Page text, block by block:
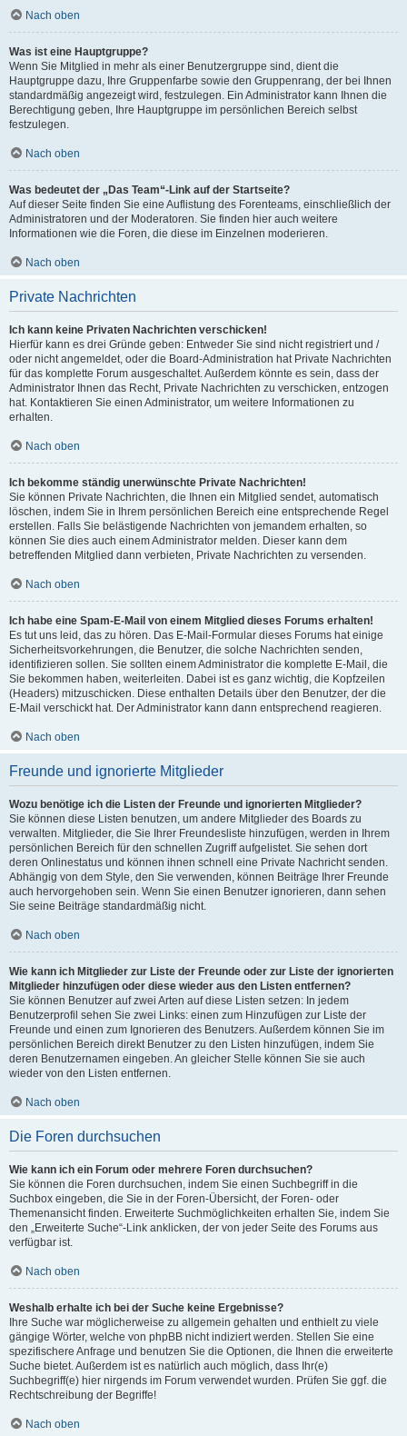
Nach oben
Was ist eine Hauptgruppe?
Wenn Sie Mitglied in mehr als einer Benutzergruppe sind, dient die
Hauptgruppe dazu, Ihre Gruppenfarbe sowie den Gruppenrang, der bei Ihnen
standardmäßig angezeigt wird, festzulegen. Ein Administrator kann Ihnen die
Berechtigung geben, Ihre Hauptgruppe im persönlichen Bereich selbst
festzulegen.
Nach oben
Was bedeutet der „Das Team“-Link auf der Startseite?
Auf dieser Seite finden Sie eine Auflistung des Forenteams, einschließlich der
Administratoren und der Moderatoren. Sie finden hier auch weitere
Informationen wie die Foren, die diese im Einzelnen moderieren.
Nach oben
Private Nachrichten
Ich kann keine Privaten Nachrichten verschicken!
Hierfür kann es drei Gründe geben: Entweder Sie sind nicht registriert und /
oder nicht angemeldet, oder die Board-Administration hat Private Nachrichten
für das komplette Forum ausgeschaltet. Außerdem könnte es sein, dass der
Administrator Ihnen das Recht, Private Nachrichten zu verschicken, entzogen
hat. Kontaktieren Sie einen Administrator, um weitere Informationen zu
erhalten.
Nach oben
Ich bekomme ständig unerwünschte Private Nachrichten!
Sie können Private Nachrichten, die Ihnen ein Mitglied sendet, automatisch
löschen, indem Sie in Ihrem persönlichen Bereich eine entsprechende Regel
erstellen. Falls Sie belästigende Nachrichten von jemandem erhalten, so
können Sie dies auch einem Administrator melden. Dieser kann dem
betreffenden Mitglied dann verbieten, Private Nachrichten zu versenden.
Nach oben
Ich habe eine Spam-E-Mail von einem Mitglied dieses Forums erhalten!
Es tut uns leid, das zu hören. Das E-Mail-Formular dieses Forums hat einige
Sicherheitsvorkehrungen, die Benutzer, die solche Nachrichten senden,
identifizieren sollen. Sie sollten einem Administrator die komplette E-Mail, die
Sie bekommen haben, weiterleiten. Dabei ist es ganz wichtig, die Kopfzeilen
(Headers) mitzuschicken. Diese enthalten Details über den Benutzer, der die
E-Mail verschickt hat. Der Administrator kann dann entsprechend reagieren.
Nach oben
Freunde und ignorierte Mitglieder
Wozu benötige ich die Listen der Freunde und ignorierten Mitglieder?
Sie können diese Listen benutzen, um andere Mitglieder des Boards zu
verwalten. Mitglieder, die Sie Ihrer Freundesliste hinzufügen, werden in Ihrem
persönlichen Bereich für den schnellen Zugriff aufgelistet. Sie sehen dort
deren Onlinestatus und können ihnen schnell eine Private Nachricht senden.
Abhängig von dem Style, den Sie verwenden, können Beiträge Ihrer Freunde
auch hervorgehoben sein. Wenn Sie einen Benutzer ignorieren, dann sehen
Sie seine Beiträge standardmäßig nicht.
Nach oben
Wie kann ich Mitglieder zur Liste der Freunde oder zur Liste der ignorierten
Mitglieder hinzufügen oder diese wieder aus den Listen entfernen?
Sie können Benutzer auf zwei Arten auf diese Listen setzen: In jedem
Benutzerprofil sehen Sie zwei Links: einen zum Hinzufügen zur Liste der
Freunde und einen zum Ignorieren des Benutzers. Außerdem können Sie im
persönlichen Bereich direkt Benutzer zu den Listen hinzufügen, indem Sie
deren Benutzernamen eingeben. An gleicher Stelle können Sie sie auch
wieder von den Listen entfernen.
Nach oben
Die Foren durchsuchen
Wie kann ich ein Forum oder mehrere Foren durchsuchen?
Sie können die Foren durchsuchen, indem Sie einen Suchbegriff in die
Suchbox eingeben, die Sie in der Foren-Übersicht, der Foren- oder
Themenansicht finden. Erweiterte Suchmöglichkeiten erhalten Sie, indem Sie
den „Erweiterte Suche“-Link anklicken, der von jeder Seite des Forums aus
verfügbar ist.
Nach oben
Weshalb erhalte ich bei der Suche keine Ergebnisse?
Ihre Suche war möglicherweise zu allgemein gehalten und enthielt zu viele
gängige Wörter, welche von phpBB nicht indiziert werden. Stellen Sie eine
spezifischere Anfrage und benutzen Sie die Optionen, die Ihnen die erweiterte
Suche bietet. Außerdem ist es natürlich auch möglich, dass Ihr(e)
Suchbegriff(e) hier nirgends im Forum verwendet wurden. Prüfen Sie ggf. die
Rechtschreibung der Begriffe!
Nach oben